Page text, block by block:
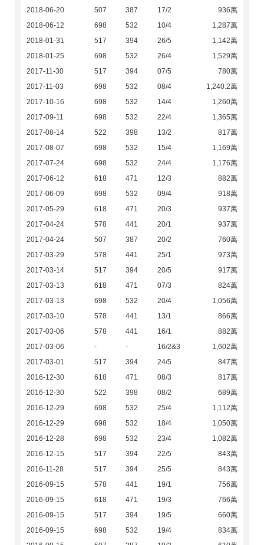
2018-06-20
507 387 17/2
936萬
2018-06-12
698 532 10/4
1,287萬
2018-01-31
517 394 26/5
1,142萬
2018-01-25
698 532 26/4
1,529萬
2017-11-30
517 394 07/5
780萬
2017-11-03
698 532 08/4
1,240.2萬
2017-10-16
698 532 14/4
1,260萬
2017-09-11
698 532 22/4
1,365萬
2017-08-14
522 398 13/2
817萬
2017-08-07
698 532 15/4
1,169萬
2017-07-24
698 532 24/4
1,176萬
2017-06-12
618 471 12/3
882萬
2017-06-09
698 532 09/4
918萬
2017-05-29
618 471 20/3
937萬
2017-04-24
578 441 20/1
937萬
2017-04-24
507 387 20/2
760萬
2017-03-29
578 441 25/1
973萬
2017-03-14
517 394 20/5
917萬
2017-03-13
618 471 07/3
824萬
2017-03-13
698 532 20/4
1,056萬
2017-03-10
578 441 13/1
866萬
2017-03-06
578 441 16/1
882萬
2017-03-06
- - 16/2&3
1,602萬
2017-03-01
517 394 24/5
847萬
2016-12-30
618 471 08/3
817萬
2016-12-30
522 398 08/2
689萬
2016-12-29
698 532 25/4
1,112萬
2016-12-29
698 532 18/4
1,050萬
2016-12-28
698 532 23/4
1,082萬
2016-12-15
517 394 22/5
843萬
2016-11-28
517 394 25/5
843萬
2016-09-15
578 441 19/1
756萬
2016-09-15
618 471 19/3
766萬
2016-09-15
517 394 19/5
660萬
2016-09-15
698 532 19/4
834萬